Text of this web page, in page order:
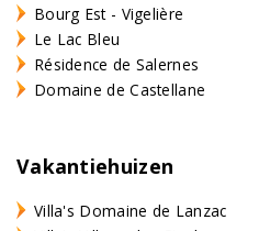
Bourg Est - Vigelière
Le Lac Bleu
Résidence de Salernes
Domaine de Castellane
Vakantiehuizen
Villa's Domaine de Lanzac